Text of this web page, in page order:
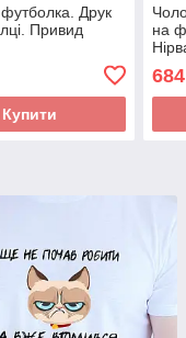
футболка. Друк
Привид
Купити
на
684